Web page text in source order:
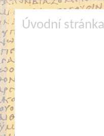
Úvodní stránka